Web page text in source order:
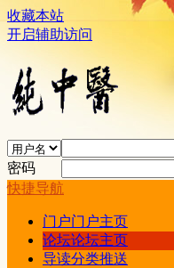
收藏本站
开启辅助访问
密码
快捷导航
门户门户主页
论坛论坛主页
导读分类推送